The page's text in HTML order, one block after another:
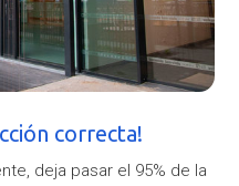
correcta!
deja pasar el 95% de la